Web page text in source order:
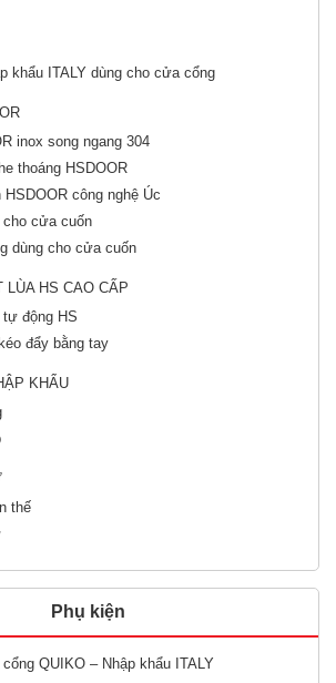
khẩu ITALY dùng cho cửa cổng
inox song ngang 304
thoáng HSDOOR
công nghệ Úc
cho cửa cuốn
dùng cho cửa cuốn
HS CAO CẤP
động HS
đẩy bằng tay
KHẨU
thế
Phụ kiện
QUIKO – Nhập khẩu ITALY